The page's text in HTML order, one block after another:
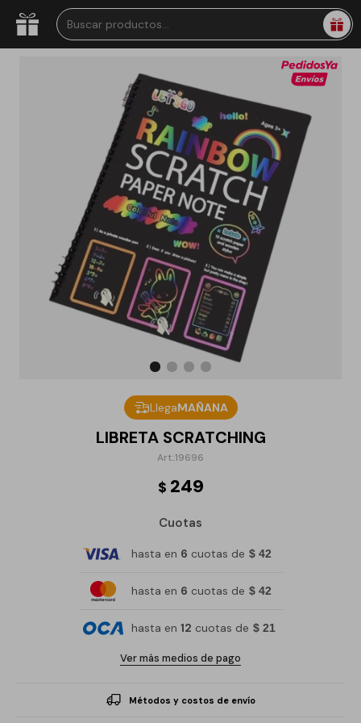
LlegaMAÑANA
LIBRETA SCRATCHING
19696
$ 249
Cuotas
hasta en 6 cuotas de $ 42
hasta en 6 cuotas de $ 42
hasta en 12 cuotas de $ 21
Ver más medios de pago
Métodos y costos de envío